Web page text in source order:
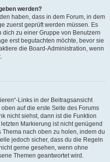
werden?
haben, dass in dem Forum, in dem
zuerst geprüft werden müssen. Es
zu einer Gruppe von Benutzern
erst begutachten möchte, bevor sie
die Board-Administration, wenn
Links in der Beitragsansicht
auf die erste Seite des Forums
nicht siehst, dann ist die Funktion
Markierung ist nicht genügend
nach oben zu holen, indem du
jedoch sicher, dass du die Regeln
gerne gesehen, wenn ohne
Themen geantwortet wird.